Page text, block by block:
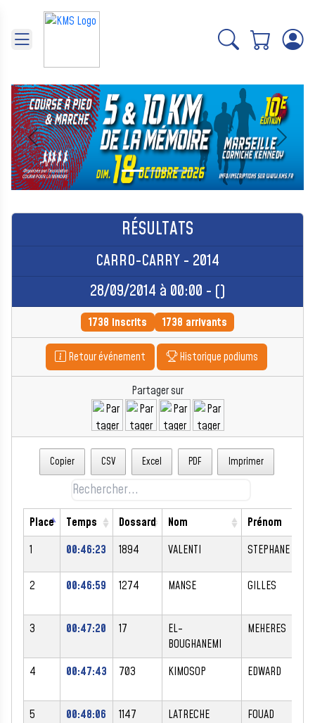
Précédent Suivant
RÉSULTATS
CARRO-CARRY - 2014
28/09/2014 à 00:00 - ()
1738 inscrits 1738 arrivants
Retour événement Historique podiums
Partager sur
Copier CSV Excel PDF Imprimer
Place Temps Dossard Nom Prénom
1
00:46:23 1894 VALENTI STEPHANE
2 00:46:59 1274 MANSE GILLES
3 00:47:20 17
EL-
BOUGHANEMI
MEHERES
4 00:47:43 703 KIMOSOP EDWARD
5 00:48:06 1147 LATRECHE FOUAD
Panneau de gestion des cookies